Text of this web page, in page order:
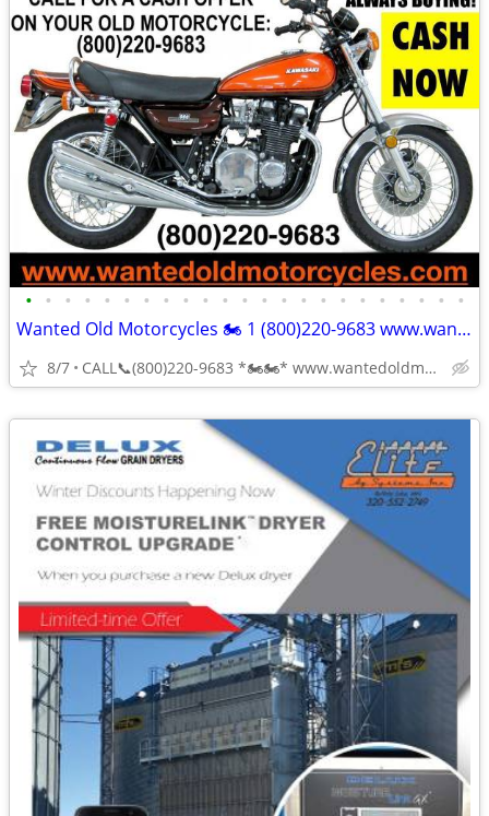
• • • • • • • • • • • • • • • • • • • • • • •
Wanted Old Motorcycles 🏍 1 (800)220-9683 www.wantedoldmotorcycles.com
8/7 CALL📞(800)220-9683 *🏍🏍* www.wantedoldmotorcycles.com